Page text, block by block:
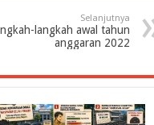
Selanjutnya
langkah awal tahun
anggaran 2022